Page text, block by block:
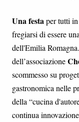
Una festaper tutti
fregiarsi di essere
dell'Emilia
dell’associazione
scommesso su
gastronomica nelle
della “cucina
continua